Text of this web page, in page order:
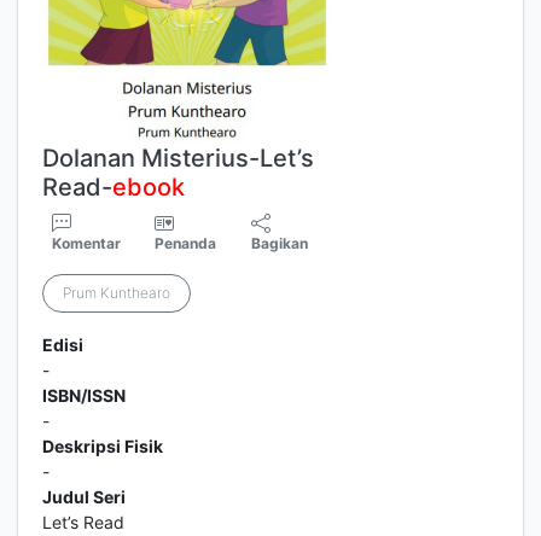
Dolanan Misterius-Let’s
Read-ebook
Komentar Penanda Bagikan
Prum Kunthearo
Edisi
-
ISBN/ISSN
-
Deskripsi Fisik
-
Judul Seri
Let’s Read